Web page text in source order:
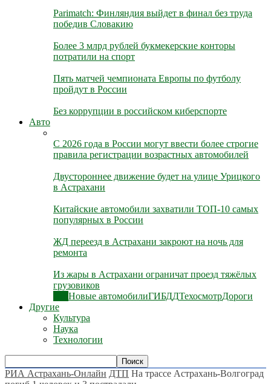
Parimatch: Финляндия выйдет в финал без труда
победив Словакию
Более 3 млрд рублей букмекерские конторы
потратили на спорт
Пять матчей чемпионата Европы по футболу
пройдут в России
Без коррупции в российском киберспорте
Авто
С 2026 года в России могут ввести более строгие
правила регистрации возрастных автомобилей
Двустороннее движение будет на улице Урицкого
в Астрахани
Китайские автомобили захватили ТОП-10 самых
популярных в России
ЖД переезд в Астрахани закроют на ночь для
ремонта
Из жары в Астрахани ограничат проезд тяжёлых
грузовиков
Новые автомобилиГИБДДТехосмотрДороги
Другие
Культура
Наука
Технологии
РИА Астрахань-Онлайн ДТП На трассе Астрахань-Волгоград